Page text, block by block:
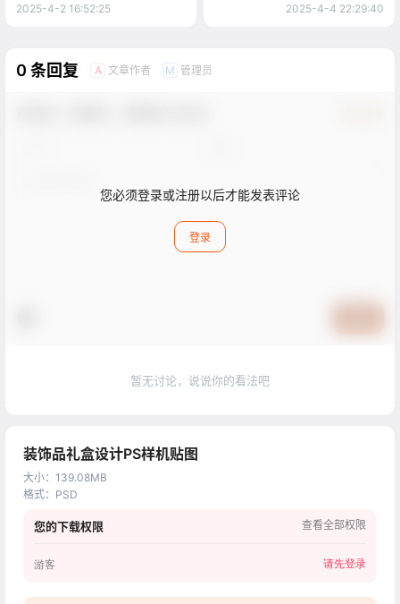
2025-4-2 16:52:25 2025-4-4 22:29:40
0 条回复 A 文章作者 M 管理员
您必须登录或注册以后才能发表评论
登录
暂无讨论，说说你的看法吧
装饰品礼盒设计PS样机贴图
大小： 139.08MB
格式： PSD
您的下载权限 查看全部权限
游客 请先登录